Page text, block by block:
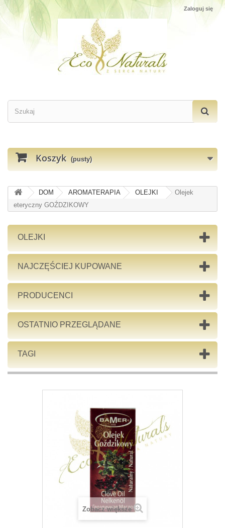
Zaloguj się
Koszyk (pusty)
DOM AROMATERAPIA OLEJKI
Olejek
eteryczny GOŹDZIKOWY
OLEJKI
NAJCZĘŚCIEJ KUPOWANE
PRODUCENCI
OSTATNIO PRZEGLĄDANE
TAGI
Zobacz większe